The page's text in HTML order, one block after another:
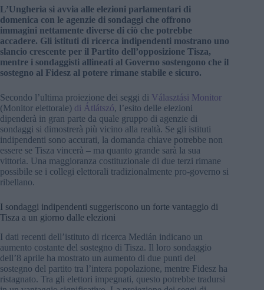
L’Ungheria si avvia alle elezioni parlamentari di
domenica con le agenzie di sondaggi che offrono
immagini nettamente diverse di ciò che potrebbe
accadere. Gli istituti di ricerca indipendenti mostrano uno
slancio crescente per il Partito dell’opposizione Tisza,
mentre i sondaggisti allineati al Governo sostengono che il
sostegno al Fidesz al potere rimane stabile e sicuro.
Secondo l’ultima proiezione dei seggi di Választási Monitor
(Monitor elettorale) di Átlátszó, l’esito delle elezioni
dipenderà in gran parte da quale gruppo di agenzie di
sondaggi si dimostrerà più vicino alla realtà. Se gli istituti
indipendenti sono accurati, la domanda chiave potrebbe non
essere se Tisza vincerà – ma quanto grande sarà la sua
vittoria. Una maggioranza costituzionale di due terzi rimane
possibile se i collegi elettorali tradizionalmente pro-governo si
ribellano.
I sondaggi indipendenti suggeriscono un forte vantaggio di
Tisza a un giorno dalle elezioni
I dati recenti dell’istituto di ricerca Medián indicano un
aumento costante del sostegno di Tisza. Il loro sondaggio
dell’8 aprile ha mostrato un aumento di due punti del
sostegno del partito tra l’intera popolazione, mentre Fidesz ha
ristagnato. Tra gli elettori impegnati, questo potrebbe tradursi